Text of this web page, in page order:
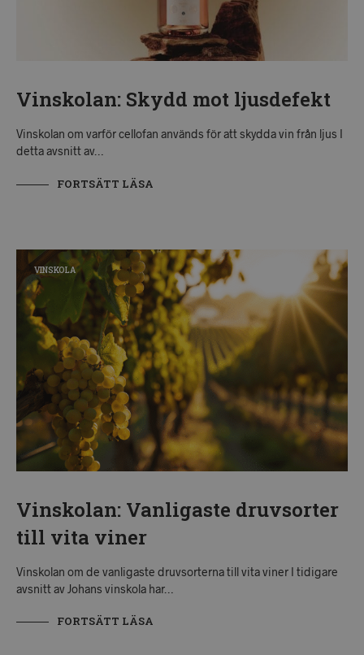
Vinskolan: Skydd mot ljusdefekt
Vinskolan om varför cellofan används för att skydda vin från ljus I
detta avsnitt av…
FORTSÄTT LÄSA
VINSKOLA
Vinskolan: Vanligaste druvsorter
till vita viner
Vinskolan om de vanligaste druvsorterna till vita viner I tidigare
avsnitt av Johans vinskola har…
FORTSÄTT LÄSA